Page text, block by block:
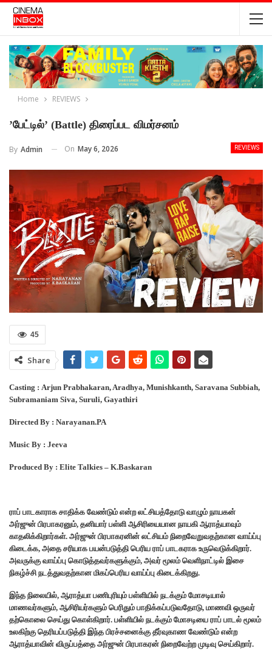
Home REVIEWS
’பேட்டில்’ (Battle) திரைப்பட விமர்சனம்
REVIEWS
By Admin On May 6, 2026
45
Share
Casting : Arjun Prabhakaran, Aradhya, Munishkanth, Saravana Subbiah,
Subramaniam Siva, Suruli, Gayathiri
Directed By : Narayanan.PA
Music By : Jeeva
Produced By : Elite Talkies – K.Baskaran
ராப் பாடகாராக சாதிக்க வேண்டும் என்ற லட்சியத்தோடு வாழும் நாயகன்
அர்ஜுன் பிரபாகரனும், தனியார் பள்ளி ஆசிரியையான நாயகி ஆராத்யாவும்
காதலிக்கிறார்கள். அர்ஜுன் பிரபாகரனின் லட்சியம் நிறைவேறுவதற்கான வாய்ப்பு
கிடைக்க, அதை சரியாக பயன்படுத்தி பெரிய ராப் பாடகராக உருவெடுக்கிறார்.
அவருக்கு வாய்ப்பு கொடுத்தவர்களுக்கும், அவர் மூலம் வெளிநாட்டில் இசை
நிகழ்ச்சி நடத்துவதற்கான மிகப்பெரிய வாய்ப்பு கிடைக்கிறது.
இந்த நிலையில், ஆராத்யா பணிபுரியும் பள்ளியில் நடக்கும் மோசடியால்
மாணவர்களும், ஆசிரியர்களும் பெரிதும் பாதிக்கப்படுவதோடு, மாணவி ஒருவர்
தற்கொலை செய்து கொள்கிறார். பள்ளியில் நடக்கும் மோசடியை ராப் பாடல் மூலம்
உலகிற்கு தெரியப்படுத்தி இந்த பிரச்சனைக்கு தீர்வுகாண வேண்டும் என்ற
ஆராத்யாவின் விருப்பத்தை அர்ஜுன் பிரபாகரன் நிறைவேற்ற முடிவு செய்கிறார்.